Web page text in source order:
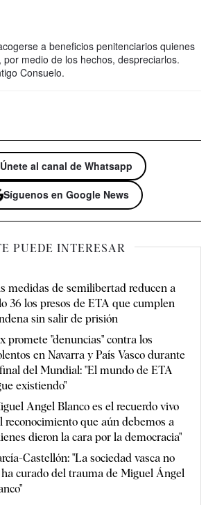
a beneficios penitenciarios quienes
por medio de los hechos, despreciarlos.
Consuelo.
Únete al canal de Whatsapp
Síguenos en Google News
PUEDE INTERESAR
medidas de semilibertad reducen a
36 los presos de ETA que cumplen
sin salir de prisión
promete "denuncias" contra los
en Navarra y País Vasco durante
del Mundial: "El mundo de ETA
existiendo"
Angel Blanco es el recuerdo vivo
reconocimiento que aún debemos a
dieron la cara por la democracia"
Castellón: "La sociedad vasca no
ha curado del trauma de Miguel Ángel